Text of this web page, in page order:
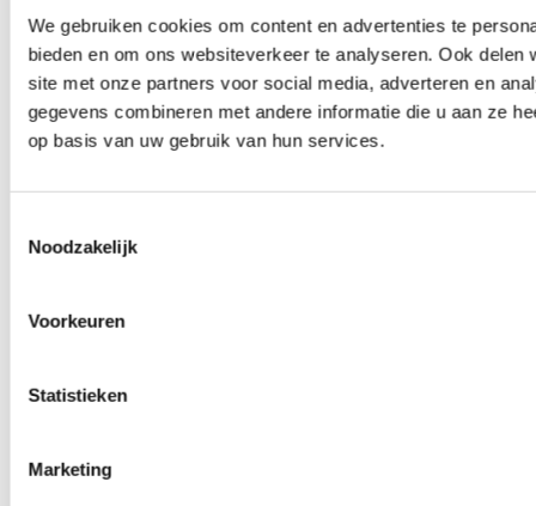
We gebruiken cookies om content en advertenties te
bieden en om ons websiteverkeer te analyseren. Ook
site met onze partners voor social media, adverteren en
gegevens combineren met andere informatie die u aan ze
op basis van uw gebruik van hun services.
Noodzakelijk
Voorkeuren
Statistieken
Marketing
producten beschikbaar
Spoorverbreders
0producten beschikbaar
Wielmoeren
producten beschikbaar
Draadeinden
Velgen overige
Remmen